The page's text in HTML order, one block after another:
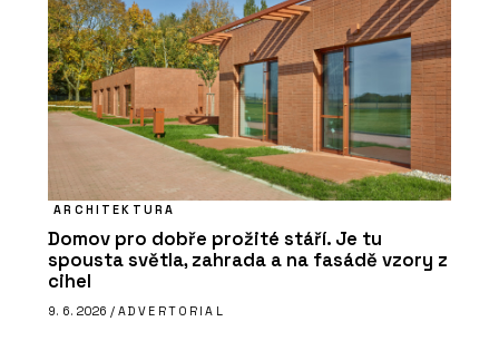
ARCHITEKTURA
Domov pro dobře prožité stáří. Je tu
spousta světla, zahrada a na fasádě vzory z
cihel
9. 6. 2026 / ADVERTORIAL